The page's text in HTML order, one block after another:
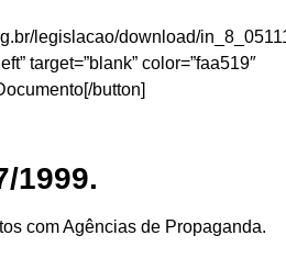
legislacao/download/
target=”blank” color=”faa519″
button]
1999.
com Agências de Propaganda.